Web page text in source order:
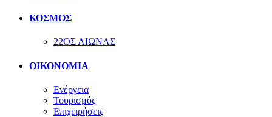
ΚΟΣΜΟΣ
22ΟΣ ΑΙΩΝΑΣ
ΟΙΚΟΝΟΜΙΑ
Ενέργεια
Τουρισμός
Επιχειρήσεις